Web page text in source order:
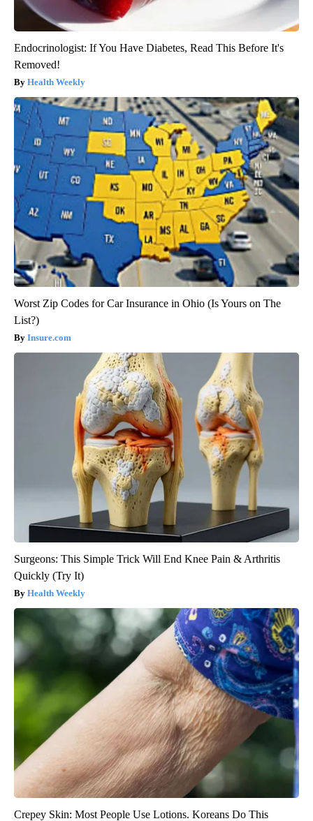
Endocrinologist: If You Have Diabetes, Read This Before It's
Removed!
Health Weekly
Worst Zip Codes for Car Insurance in Ohio (Is Yours on The
List?)
Insure.com
Surgeons: This Simple Trick Will End Knee Pain & Arthritis
Quickly (Try It)
Health Weekly
Crepey Skin: Most People Use Lotions. Koreans Do This